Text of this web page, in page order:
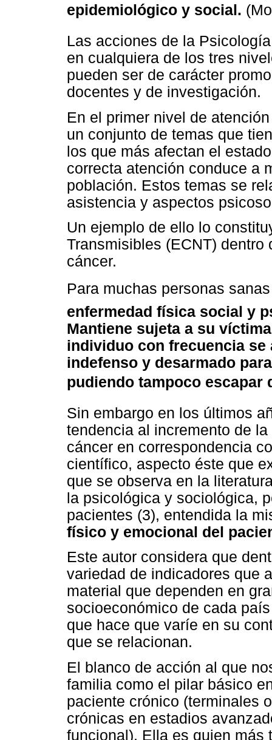
epidemiológico y social.
Las acciones de la
en cualquiera de los tres
pueden ser de carácter
docentes y de investigación.
En el primer nivel de
un conjunto de temas que
los que más afectan el
correcta atención conduce a
población. Estos temas se
asistencia y aspectos
Un ejemplo de ello lo
Transmisibles (ECNT)
cáncer.
Para muchas personas
enfermedad física social y
Mantiene sujeta a su
individuo con frecuencia se
indefenso y desarmado
pudiendo tampoco escapar
Sin embargo en los últimos
tendencia al incremento de
cáncer en correspondencia
científico, aspecto éste que
que se observa en la
la psicológica y sociológica,
pacientes (3), entendida la
físico y emocional del
Este autor considera que
variedad de indicadores que
material que dependen en
socioeconómico de cada
que hace que varíe en su
que se relacionan.
El blanco de acción al que
familia como el pilar básico
paciente crónico (terminales
crónicas en estadios
funcional). Ella es quien más